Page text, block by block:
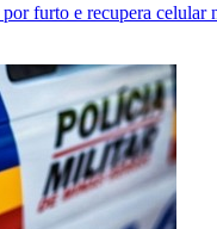
furto e recupera celular